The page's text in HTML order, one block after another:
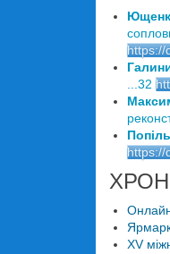
https://
...32
https://
XV